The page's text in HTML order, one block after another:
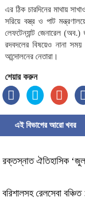
এর ঠিক চারদিনের মাথায়
সরিয়ে বস্ত্র ও পাট
লেফটেন্যান্ট জেনারেল (অব.)
রদবদলের বিষয়েও নানা সময়
আন্দোলনের নেতারা।
শেয়ার করুন
এই বিভাগের আরো খবর
রক্তস্নাত ঐতিহাসিক
বরিশালসহ রেলসেবা